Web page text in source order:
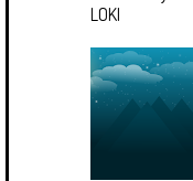
LOKI